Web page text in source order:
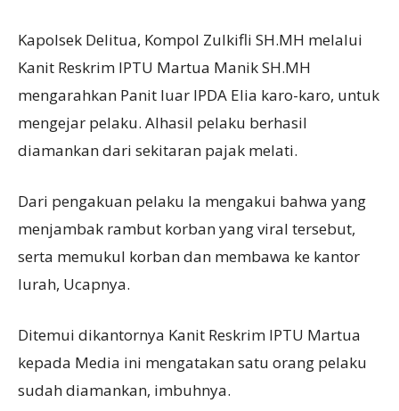
Kapolsek Delitua, Kompol Zulkifli SH.MH melalui
Kanit Reskrim IPTU Martua Manik SH.MH
mengarahkan Panit luar IPDA Elia karo-karo, untuk
mengejar pelaku. Alhasil pelaku berhasil
diamankan dari sekitaran pajak melati.
Dari pengakuan pelaku Ia mengakui bahwa yang
menjambak rambut korban yang viral tersebut,
serta memukul korban dan membawa ke kantor
lurah, Ucapnya.
Ditemui dikantornya Kanit Reskrim IPTU Martua
kepada Media ini mengatakan satu orang pelaku
sudah diamankan, imbuhnya.